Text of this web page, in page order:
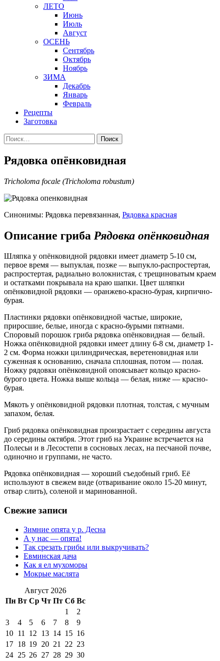
ЛЕТО
Июнь
Июль
Август
ОСЕНЬ
Сентябрь
Октябрь
Ноябрь
ЗИМА
Декабрь
Январь
Февраль
Рецепты
Заготовка
Найти:
Рядовка опёнковидная
Tricholoma focale (Tricholoma robustum)
Синонимы: Рядовка перевязанная, Рядовка красная
Описание гриба Рядовка опёнковидная
Шляпка у опёнковидной рядовки имеет диаметр 5-10 см,
первое время — выпуклая, позже — выпукло-распростертая,
распростертая, радиально волокнистая, с трещиноватым краем
и остатками покрывала на краю шапки. Цвет шляпки
опёнковидной рядовки — оранжево-красно-бурая, кирпично-
бурая.
Пластинки рядовки опёнковидной частые, широкие,
приросшие, белые, иногда с красно-бурыми пятнами.
Споровый порошок гриба рядовка опёнковидная — белый.
Ножка опёнковидной рядовки имеет длину 6-8 см, диаметр 1-
2 см. Форма ножки цилиндрическая, веретеновидная или
суженная к основанию, сначала сплошная, потом — полая.
Ножку рядовки опёнковидной опоясывает кольцо красно-
бурого цвета. Ножка выше кольца — белая, ниже — красно-
бурая.
Мякоть у опёнковидной рядовки плотная, толстая, с мучным
запахом, белая.
Гриб рядовка опёнковидная произрастает с середины августа
до середины октября. Этот гриб на Украине встречается на
Полесьи и в Лесостепи в сосновых лесах, на песчаной почве,
одиночно и группами, не часто.
Рядовка опёнковидная — хороший съедобный гриб. Её
используют в свежем виде (отваривание около 15-20 минут,
отвар слить), соленой и маринованной.
Свежие записи
Зимние опята у р. Десна
А у нас — опята!
Так срезать грибы или выкручивать?
Евминская дача
Как я ел мухоморы
Мокрые маслята
Август 2026
Пн Вт Ср Чт Пт Сб Вс
1
2
3
4 5 6 7 8
9
10 11 12 13 14 15 16
17 18 19 20 21 22 23
24 25 26 27 28 29 30